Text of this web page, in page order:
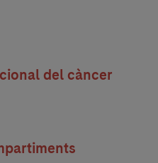
del càncer